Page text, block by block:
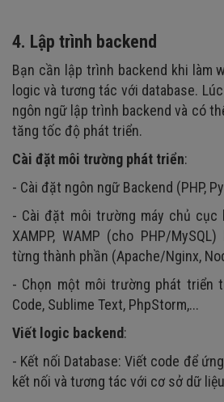
4. Lập trình backend
Bạn cần lập trình backend khi làm
logic và tương tác với database.
ngôn ngữ lập trình backend và có
tăng tốc độ phát triển.
Cài đặt môi trường phát triển:
- Cài đặt ngôn ngữ Backend (PHP,
- Cài đặt môi trường máy chủ
XAMPP, WAMP (cho PHP/
từng thành phần (Apache/Nginx,
- Chọn một môi trường phát triển
Code, Sublime Text, PhpStorm,...
Viết logic backend:
- Kết nối Database: Viết code để
kết nối và tương tác với cơ sở dữ